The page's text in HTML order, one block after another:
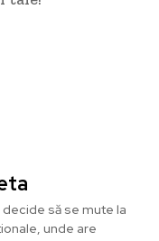
să se mute la
unde are